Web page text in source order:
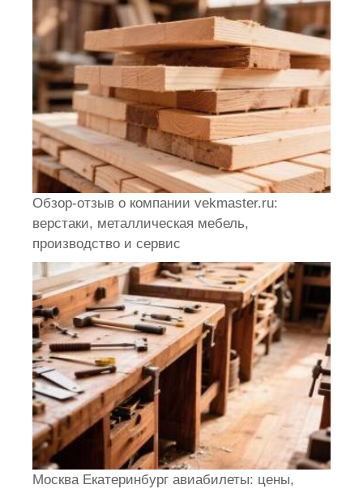
Обзор-отзыв о компании vekmaster.ru:
верстаки, металлическая мебель,
производство и сервис
Москва Екатеринбург авиабилеты: цены,